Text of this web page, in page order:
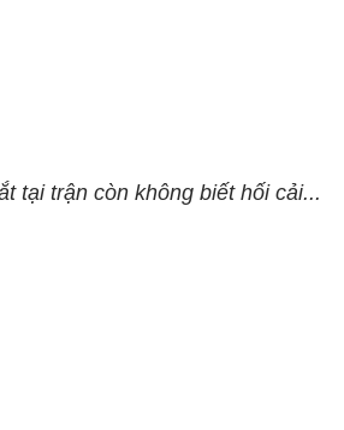
tại trận còn không biết hối cải...